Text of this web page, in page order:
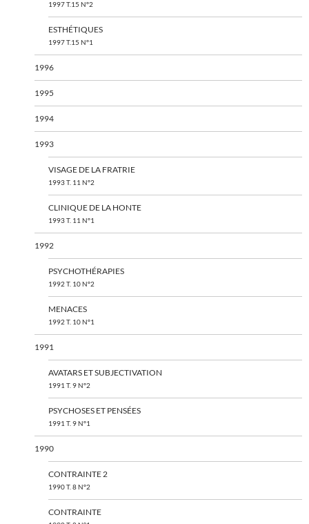
1997 T.15 N°2
ESTHÉTIQUES
1997 T.15 N°1
1996
1995
1994
1993
VISAGE DE LA FRATRIE
1993 T. 11 N°2
CLINIQUE DE LA HONTE
1993 T. 11 N°1
1992
PSYCHOTHÉRAPIES
1992 T. 10 N°2
MENACES
1992 T. 10 N°1
1991
AVATARS ET SUBJECTIVATION
1991 T. 9 N°2
PSYCHOSES ET PENSÉES
1991 T. 9 N°1
1990
CONTRAINTE 2
1990 T. 8 N°2
CONTRAINTE